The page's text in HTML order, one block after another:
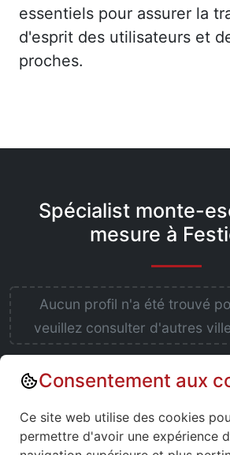
essentiels pour assurer la
d'esprit des utilisateurs et
proches.
Spécialist monte-
mesure à
Aucun profil n'a été trouvé
veuillez consulter d'autres
Annuaire : Monte escalier
Festieux (02840)
Consentement aux
Ce site web utilise des cookies
permettre d'avoir une expérience